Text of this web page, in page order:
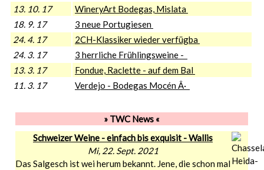
13. 10. 17
WineryArt Bodegas, Mislata
18. 9. 17
3 neue Portugiesen
24. 4. 17
2CH-Klassiker wieder verfügba
24. 3. 17
3 herrliche Frühlingsweine -
13. 3. 17
Fondue, Raclette - auf dem Bal
11. 3. 17
Verdejo - Bodegas Mocén Â·
» TWC News «
Schweizer Weine - einfach bis exquisit - Wallis
Mi, 22. Sept. 2021
Das Salgesch ist wei herum bekannt. Jene, die schon mal